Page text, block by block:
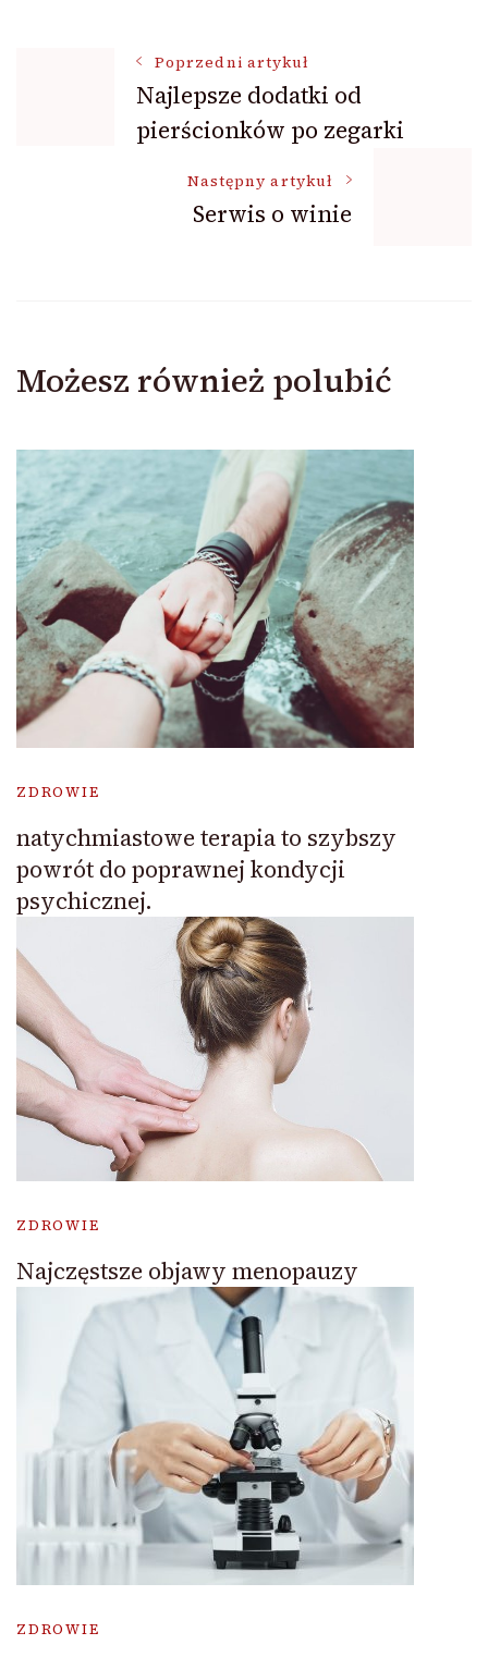
Nawigacja
wpisu
Poprzedni artykuł
Najlepsze dodatki od
pierścionków po zegarki
Następny artykuł
Serwis o winie
Możesz również polubić
ZDROWIE
natychmiastowe terapia to szybszy
powrót do poprawnej kondycji
psychicznej.
ZDROWIE
Najczęstsze objawy menopauzy
ZDROWIE